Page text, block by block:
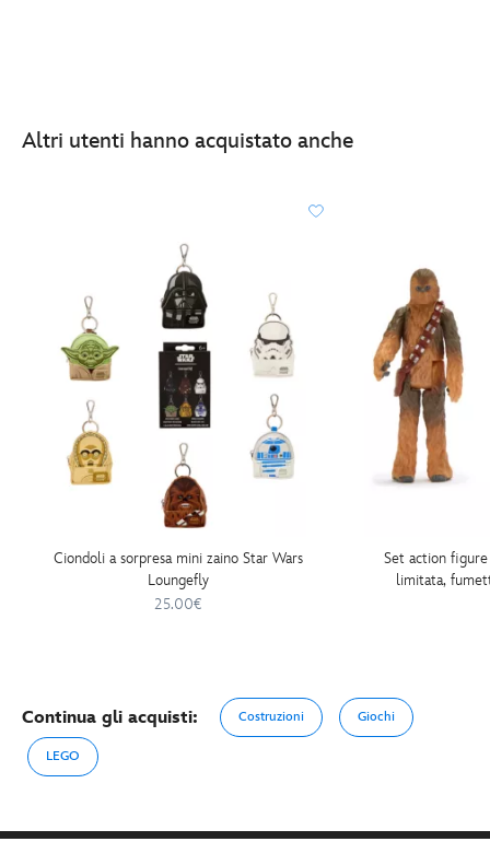
Altri utenti hanno acquistato anche
Ciondoli a sorpresa mini zaino Star Wars
Loungefly
25.00€
Set action
limitata,
Continua gli acquisti: Costruzioni Giochi
LEGO